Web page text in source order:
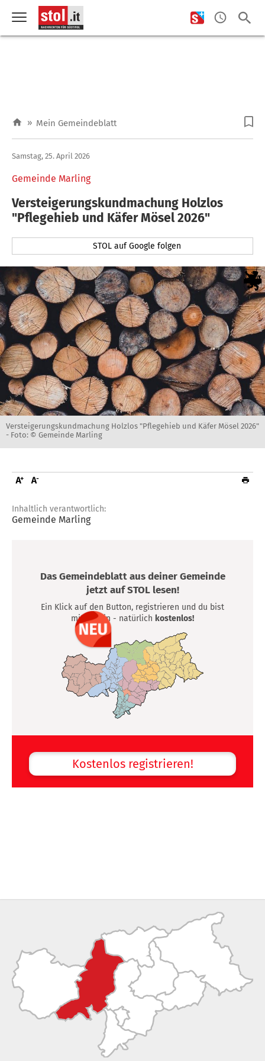
» Mein Gemeindeblatt
Gemeinde Marling
Samstag, 25. April 2026
Versteigerungskundmachung Holzlos
"Pflegehieb und Käfer Mösel 2026"
STOL auf Google folgen
Versteigerungskundmachung Holzlos "Pflegehieb und Käfer Mösel 2026"
- Foto: © Gemeinde Marling
Inhaltlich verantwortlich:
Gemeinde Marling
Das Gemeindeblatt aus deiner Gemeinde
jetzt auf STOL lesen!
Ein Klick auf den Button, registrieren und du bist
mittendrin - natürlich kostenlos!
Kostenlos registrieren!